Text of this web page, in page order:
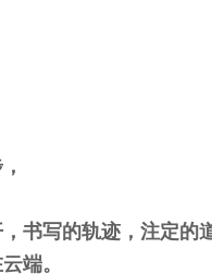
书写的轨迹，注定的
端。